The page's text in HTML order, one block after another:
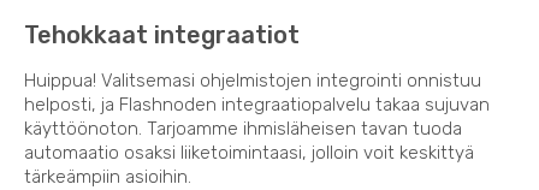
Tehokkaat integraatiot
Huippua! Valitsemasi ohjelmistojen integrointi onnistuu
helposti, ja Flashnoden integraatiopalvelu takaa sujuvan
käyttöönoton. Tarjoamme ihmisläheisen tavan tuoda
automaatio osaksi liiketoimintaasi, jolloin voit keskittyä
tärkeämpiin asioihin.